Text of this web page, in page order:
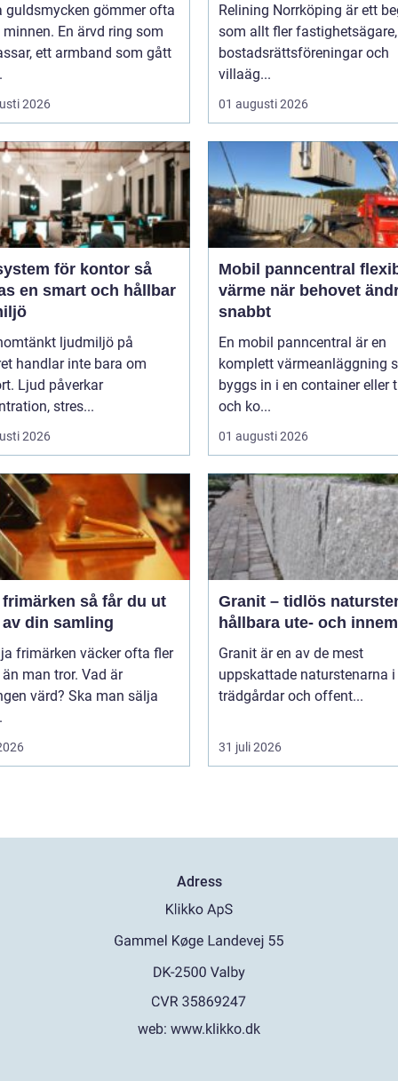
guldsmycken gömmer ofta
En ärvd ring som
ett armband som gått
2026
Relining Norrköping är ett
som allt fler fastighetsägare,
bostadsrättsföreningar och
villaäg...
01 augusti 2026
för kontor så
en smart och hållbar
ljudmiljö på
handlar inte bara om
Ljud påverkar
stres...
2026
Mobil panncentral flexibel
värme när behovet
snabbt
En mobil panncentral är en
komplett värmeanläggning
byggs in i en container eller
och ko...
01 augusti 2026
så får du ut
din samling
frimärken väcker ofta fler
man tror. Vad är
värd? Ska man sälja
Granit – tidlös
hållbara ute- och
Granit är en av de mest
uppskattade naturstenarna i
trädgårdar och offent...
31 juli 2026
Adress
web: www.klikko.dk